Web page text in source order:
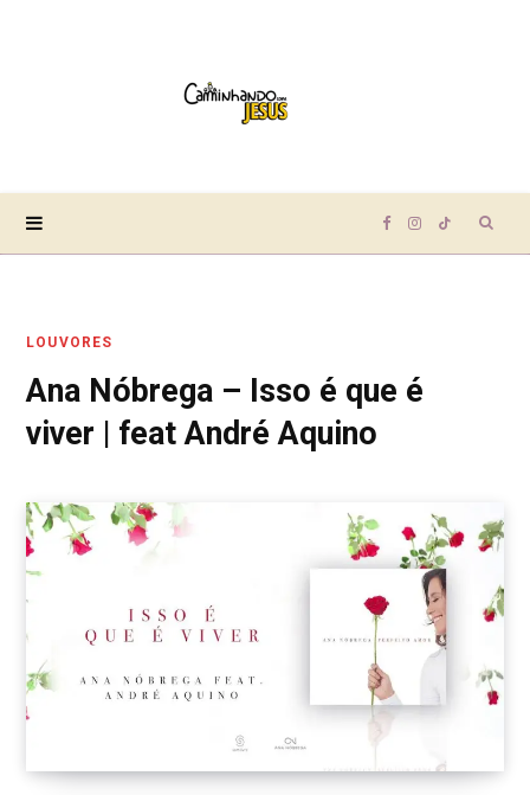
F
e
k
I
t
r
a
m
T
LOUVORES
Ana Nóbrega – Isso é que é
viver | feat André Aquino